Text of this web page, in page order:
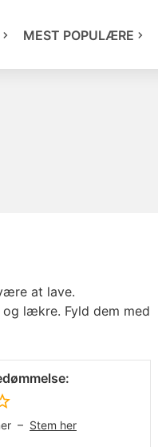
MEST POPULÆRE
at lave.
lækre. Fyld dem med
– Stem her